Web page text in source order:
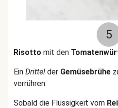
5
Risotto mit den
Ein Drittel der Gemüsebrühe
verrühren.
Sobald die Flüssigkeit vom